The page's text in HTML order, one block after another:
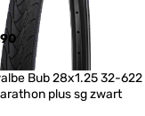
Bub 28x1.25 32-622
plus sg zwart